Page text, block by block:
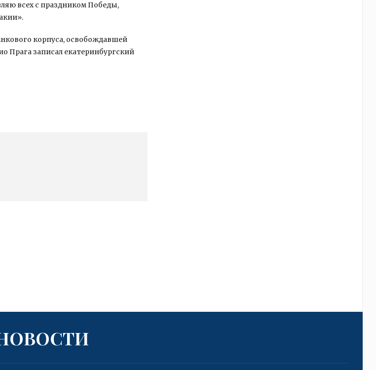
всех с праздником Победы,
корпуса, освобождавшей
Прага записал екатеринбургский